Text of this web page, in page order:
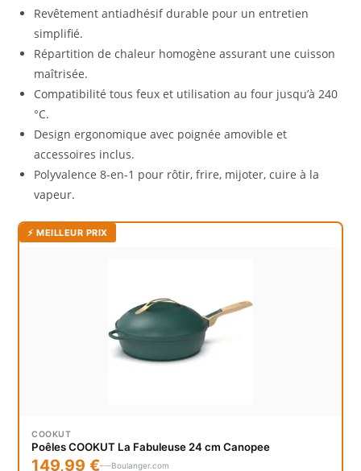
Revêtement antiadhésif durable pour un entretien
simplifié.
Répartition de chaleur homogène assurant une cuisson
maîtrisée.
Compatibilité tous feux et utilisation au four jusqu’à 240
°C.
Design ergonomique avec poignée amovible et
accessoires inclus.
Polyvalence 8-en-1 pour rôtir, frire, mijoter, cuire à la
vapeur.
⚡ MEILLEUR PRIX
COOKUT
Poêles COOKUT La Fabuleuse 24 cm Canopee
149,99 € Boulanger.com